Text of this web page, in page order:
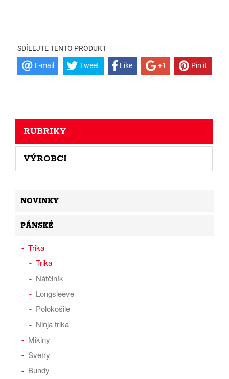
SDÍLEJTE TENTO PRODUKT
E-mail Tweet Like +1 Pin it
RUBRIKY
VÝROBCI
NOVINKY
PÁNSKÉ
Trika
Trika
Nátělník
Longsleeve
Polokošile
Ninja trika
Mikiny
Svetry
Bundy